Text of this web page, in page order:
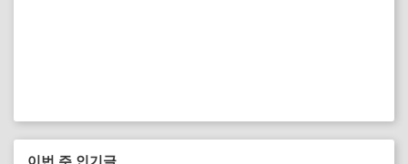
이번 주 인기글